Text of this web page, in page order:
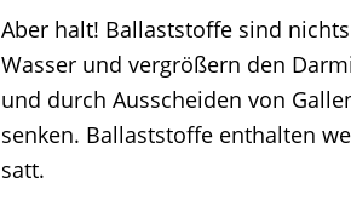
Aber halt! Ballaststoffe sind
Wasser und vergrößern den
und durch Ausscheiden von
senken. Ballaststoffe enthalten
satt.